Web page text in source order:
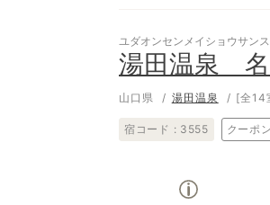
ユダオンセンメイショウサン
湯田温泉
山口県 湯田温泉 [全14
宿コード : 3555 クーポ